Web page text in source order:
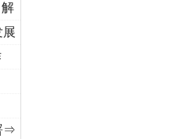
，读懂乐至的“诗与远方”
展
⇒